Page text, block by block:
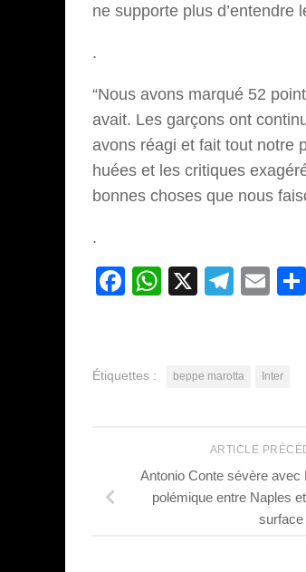
ne supporte plus d’entendre
.
“Nous avons marqué 52
avait. Les garçons ont
avons réagi et fait tout notre
huées et les critiques
bonnes choses que nous
.
Facebook
WhatsApp
X
Étiquettes : beppe marotta Inter
ARTICLE
Antonio Conte sévère avec
polémique entre Naples
surface